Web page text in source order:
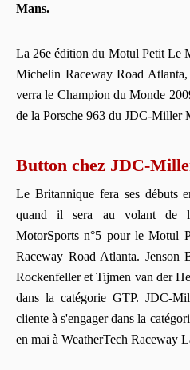
Mans.
La 26e édition du Motul Petit Le
Michelin Raceway Road
verra le Champion du Monde
de la Porsche 963 du JDC-Miller
Button chez JDC-
Le Britannique fera ses débuts
quand il sera au volant de
MotorSports n°5 pour le Motul
Raceway Road Atlanta. Jenson
Rockenfeller et Tijmen van der
dans la catégorie GTP. JDC-
cliente à s'engager dans la
en mai à WeatherTech Raceway